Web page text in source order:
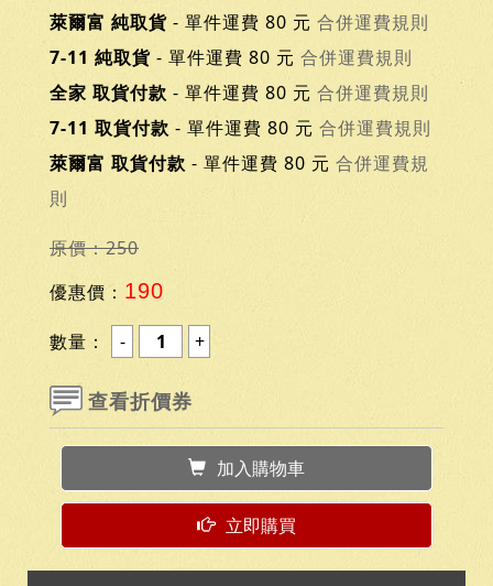
萊爾富 純取貨 - 單件運費 80 元 合併運費規則
7-11 純取貨 - 單件運費 80 元 合併運費規則
全家 取貨付款 - 單件運費 80 元 合併運費規則
7-11 取貨付款 - 單件運費 80 元 合併運費規則
萊爾富 取貨付款 - 單件運費 80 元 合併運費規
則
原價：250
優惠價： 190
數量：
查看折價券
加入購物車
立即購買